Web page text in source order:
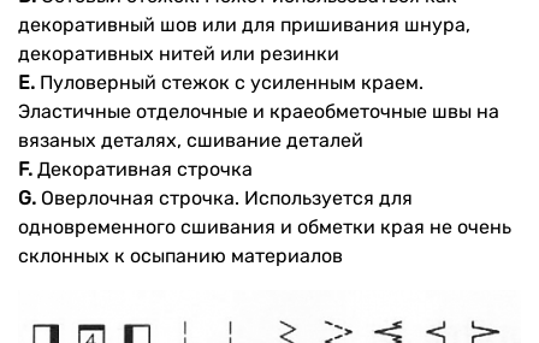
декоративный шов или для пришивания шнура,
декоративных нитей или резинки
E. Пуловерный стежок с усиленным краем.
Эластичные отделочные и краеобметочные швы на
вязаных деталях, сшивание деталей
F. Декоративная строчка
G. Оверлочная строчка. Используется для
одновременного сшивания и обметки края не очень
склонных к осыпанию материалов